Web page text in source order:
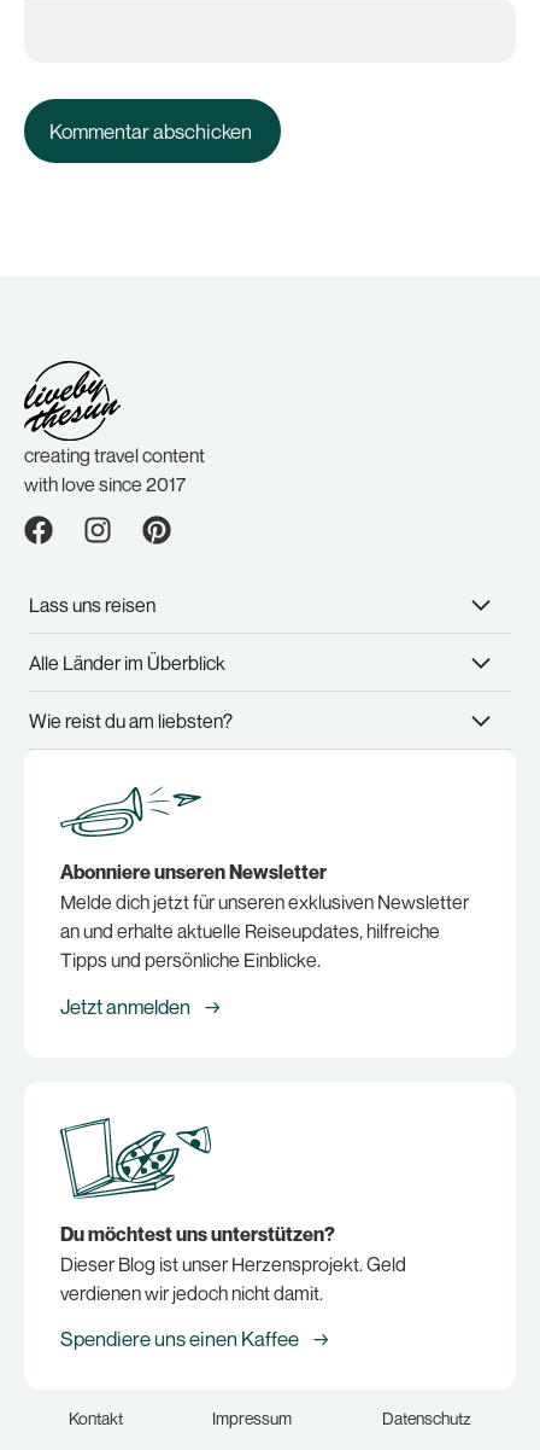
creating travel content
with love since 2017
Lass uns reisen
Alle Länder im Überblick
Wie reist du am liebsten?
Abonniere unseren Newsletter
Melde dich jetzt für unseren exklusiven Newsletter
an und erhalte aktuelle Reiseupdates, hilfreiche
Tipps und persönliche Einblicke.
Jetzt anmelden →
Du möchtest uns unterstützen?
Dieser Blog ist unser Herzensprojekt. Geld
verdienen wir jedoch nicht damit.
Spendiere uns einen Kaffee →
Kontakt Impressum Datenschutz